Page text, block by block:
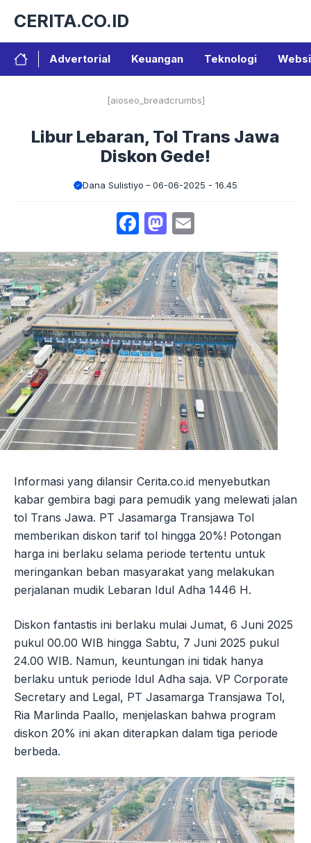
isi
CERITA.CO.ID
Advertorial Keuangan Teknologi
[aioseo_breadcrumbs]
Libur Lebaran, Tol Trans Jawa
Diskon Gede!
Dana Sulistiyo 06-06-2025 - 16.45
Facebook
Mastodon
Informasi yang dilansir Cerita.co.id menyebutkan
kabar gembira bagi para pemudik yang melewati jalan
tol Trans Jawa. PT Jasamarga Transjawa Tol
memberikan diskon tarif tol hingga 20%! Potongan
harga ini berlaku selama periode tertentu untuk
meringankan beban masyarakat yang melakukan
perjalanan mudik Lebaran Idul Adha 1446 H.
Diskon fantastis ini berlaku mulai Jumat, 6 Juni 2025
pukul 00.00 WIB hingga Sabtu, 7 Juni 2025 pukul
24.00 WIB. Namun, keuntungan ini tidak hanya
berlaku untuk periode Idul Adha saja. VP Corporate
Secretary and Legal, PT Jasamarga Transjawa Tol,
Ria Marlinda Paallo, menjelaskan bahwa program
diskon 20% ini akan diterapkan dalam tiga periode
berbeda.